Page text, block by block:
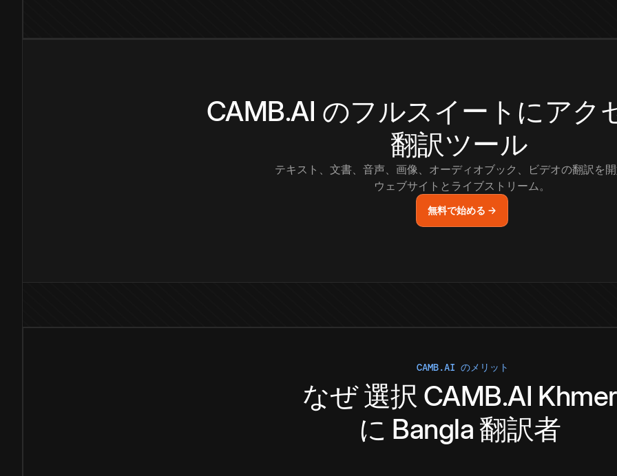
CAMB.AI のフルスイートにアク
翻訳ツール
テキスト、文書、音声、画像、オーディオブック、ビデオの翻訳を
ウェブサイトとライブストリーム。
無料で始める →
CAMB.AI のメリット
なぜ選択 CAMB.AI Khmer
に Bangla 翻訳者